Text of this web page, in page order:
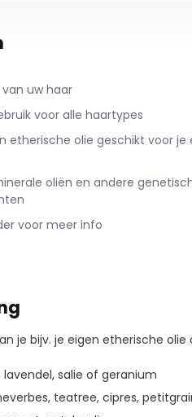
uw haar
voor alle haartypes
etherische olie geschikt voor je
oliën en andere
voor meer info
je bijv. je eigen etherische
salie of geranium
teatree, cipres,